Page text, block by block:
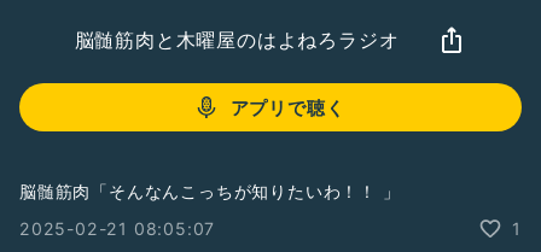
脳髄筋肉と木曜屋のはよねろラジオ
アプリで聴く
脳髄筋肉「そんなんこっちが知りたいわ！！ 」
2025-02-21 08:05:07
1